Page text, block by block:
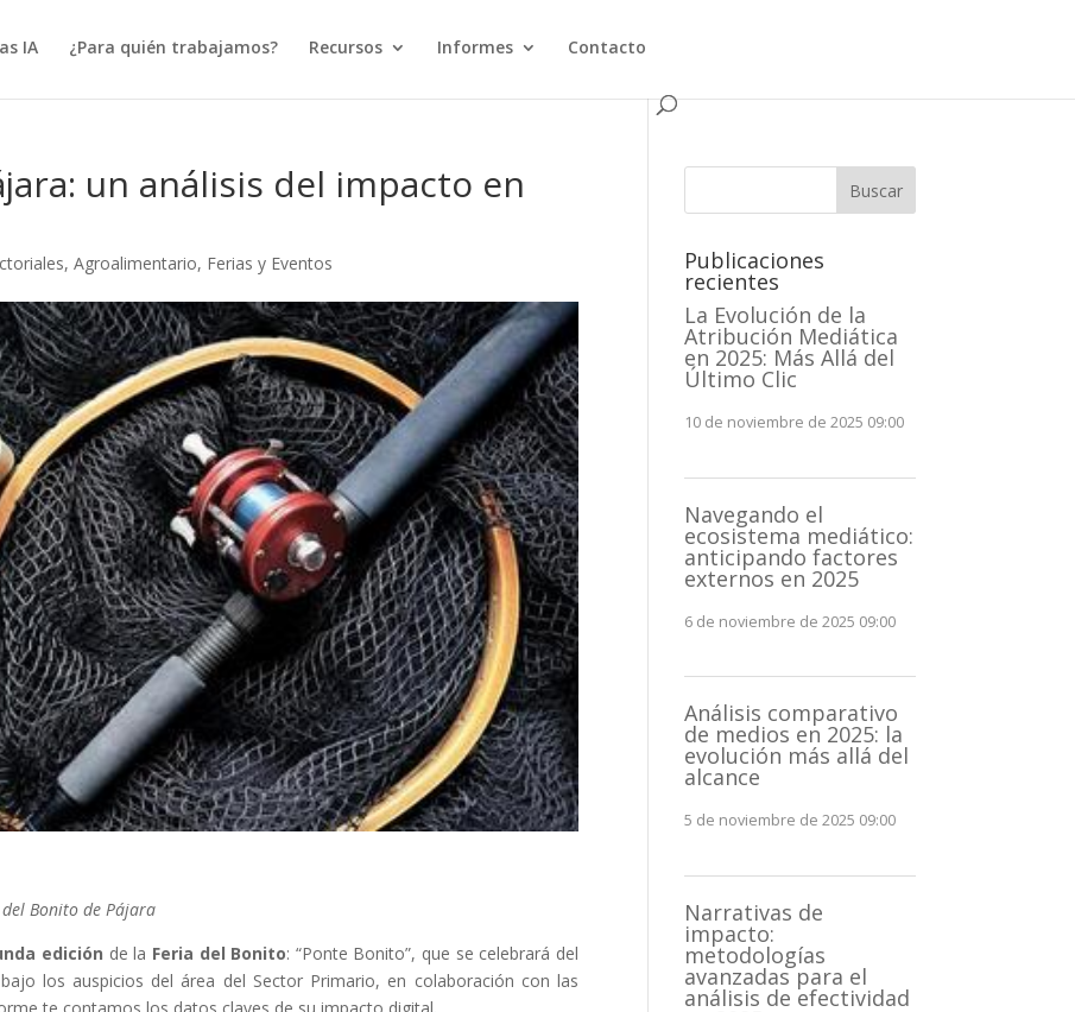
IA ¿Para quién trabajamos? Recursos Informes Contacto
un análisis del impacto en
,Agroalimentario, Ferias y Eventos
Bonito de Pájara
edición de la Feria del Bonito: “Ponte Bonito”, que se celebrará del
los auspicios del área del Sector Primario, en colaboración con las
te contamos los datos claves de su impacto digital.
Buscar
Publicaciones
recientes
La Evolución de la
Atribución Mediática
en 2025: Más Allá del
Último Clic
10 de noviembre de 2025 09:00
Navegando el
ecosistema mediático:
anticipando factores
externos en 2025
6 de noviembre de 2025 09:00
Análisis comparativo
de medios en 2025: la
evolución más allá del
alcance
5 de noviembre de 2025 09:00
Narrativas de
impacto:
metodologías
avanzadas para el
análisis de efectividad